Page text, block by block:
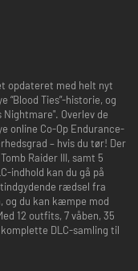
opdateret med helt nyt
“Blood Ties”-historie, og
Overlev de
online Co-Op Endurance-
– hvis du tør! Der
Raider III, samt 5
indhold kan du gå på
rædsel fra
og du kan kæmpe mod
12 outfits, 7 våben, 35
DLC-samling til